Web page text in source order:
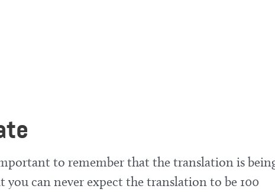
to remember that the translation is
you can never expect the translation to be 100